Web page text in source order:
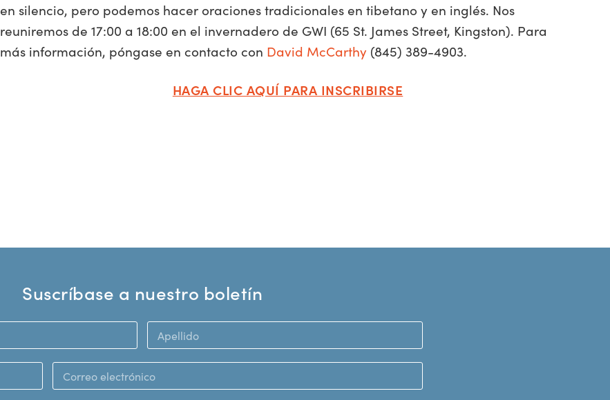
en silencio, pero podemos hacer oraciones tradicionales en tibetano y en inglés. Nos
reuniremos de 17:00 a 18:00 en el invernadero de GWI (65 St. James Street, Kingston). Para
más información, póngase en contacto con David McCarthy (845) 389-4903.
HAGA CLIC AQUÍ PARA INSCRIBIRSE
Suscríbase a nuestro boletín